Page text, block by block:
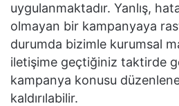
uygulanmaktadır. Yanlış,
olmayan bir kampanyaya
durumda bizimle kurumsal
iletişime geçtiğiniz taktirde
kampanya konusu
kaldırılabilir.